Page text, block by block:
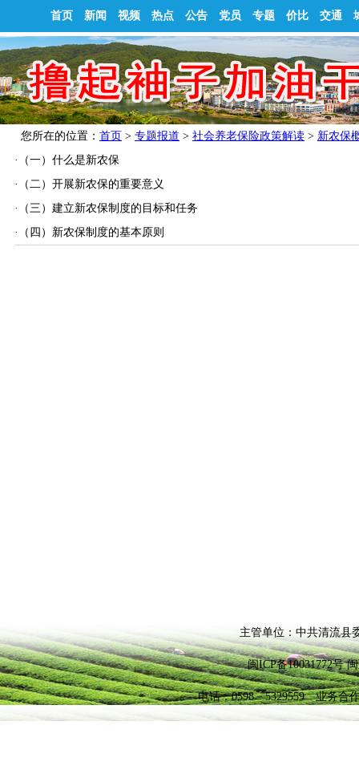
首页 新闻 视频 热点 公告 党员 专题 价比 交通
您所在的位置： 首页 > 专题报道 > 社会养老保险政策解读 > 新农保
·
（一）什么是新农保
·
（二）开展新农保的重要意义
·
（三）建立新农保制度的目标和任务
·
（四）新农保制度的基本原则
主管单位：中共清流县
闽ICP备10031772号
电话：0598－5329559 业务合